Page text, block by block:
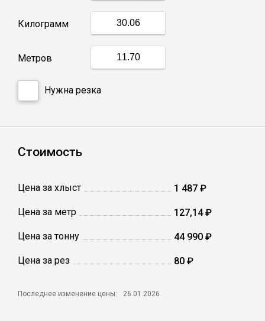
Труба профильная
Швеллер
Сетка кладочная
Проволока
Килограмм
Метров
Нужна резка
Стоимость
Цена за хлыст 1 487 ₽
Цена за метр 127,14 ₽
Цена за тонну 44 990 ₽
Цена за рез 80 ₽
Последнее изменение цены: 26.01.2026